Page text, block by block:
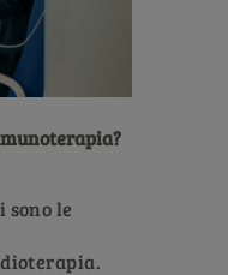
sono le